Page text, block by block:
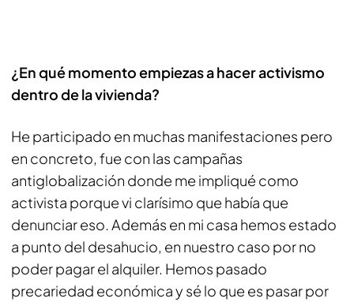
¿En qué momento empiezas a hacer activismo
dentro de la vivienda?
He participado en muchas manifestaciones pero
en concreto, fue con las campañas
antiglobalización donde me impliqué como
activista porque vi clarísimo que había que
denunciar eso. Además en mi casa hemos estado
a punto del desahucio, en nuestro caso por no
poder pagar el alquiler. Hemos pasado
precariedad económica y sé lo que es pasar por